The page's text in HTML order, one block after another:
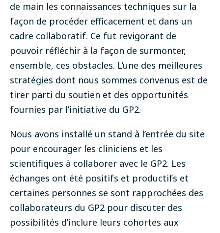
de main les connaissances techniques sur la
façon de procéder efficacement et dans un
cadre collaboratif. Ce fut revigorant de
pouvoir réfléchir à la façon de surmonter,
ensemble, ces obstacles. L’une des meilleures
stratégies dont nous sommes convenus est de
tirer parti du soutien et des opportunités
fournies par l’initiative du GP2.
Nous avons installé un stand à l’entrée du site
pour encourager les cliniciens et les
scientifiques à collaborer avec le GP2. Les
échanges ont été positifs et productifs et
certaines personnes se sont rapprochées des
collaborateurs du GP2 pour discuter des
possibilités d’inclure leurs cohortes aux